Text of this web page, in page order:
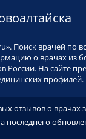
Поиск врачей по
о врачах из
России. На сайте
профилей.
отзывов о врачах
последнего